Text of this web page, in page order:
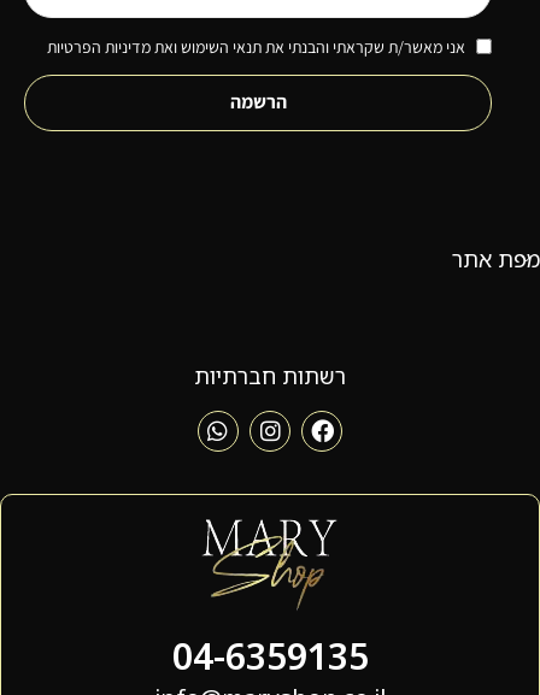
אני מאשר/ת שקראתי והבנתי את תנאי השימוש ואת מדיניות הפרטיות
הרשמה
מפת אתר
רשתות חברתיות
04-6359135